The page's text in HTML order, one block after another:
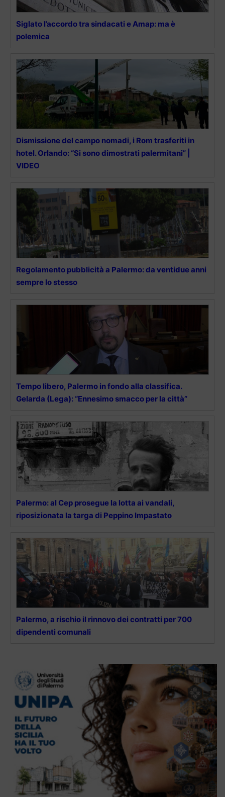
Siglato l’accordo tra sindacati e Amap: ma è
polemica
Dismissione del campo nomadi, i Rom trasferiti in
hotel. Orlando: “Si sono dimostrati palermitani” |
VIDEO
Regolamento pubblicità a Palermo: da ventidue anni
sempre lo stesso
Tempo libero, Palermo in fondo alla classifica.
Gelarda (Lega): “Ennesimo smacco per la città”
Palermo: al Cep prosegue la lotta ai vandali,
riposizionata la targa di Peppino Impastato
Palermo, a rischio il rinnovo dei contratti per 700
dipendenti comunali